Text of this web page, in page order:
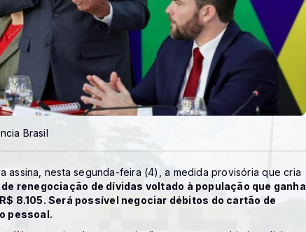
Brasil
assina, nesta segunda-feira (4), a medida provisória que cria
renegociação de dívidas voltado à população que ganha
8.105. Será possível negociar débitos do cartão de
pessoal.